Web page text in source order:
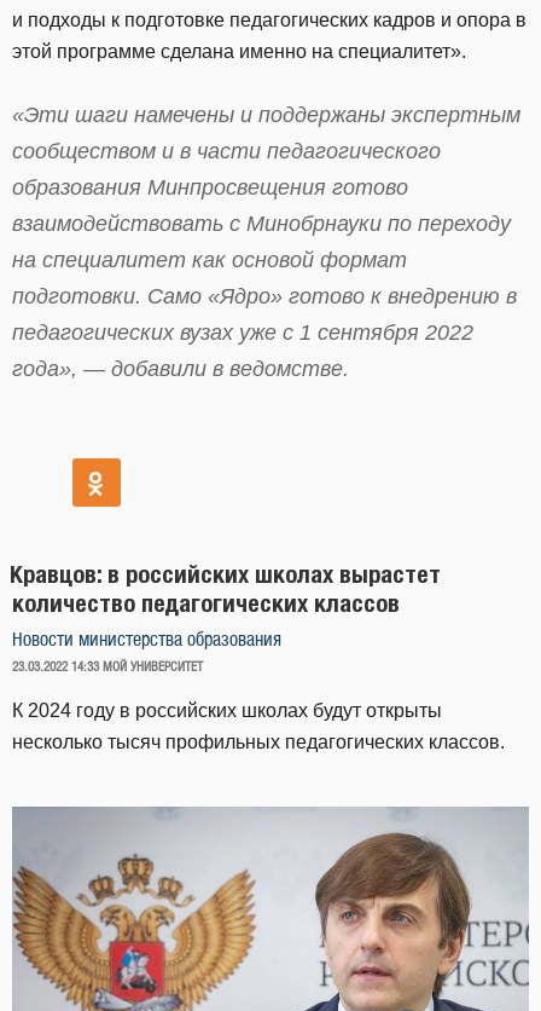
и подходы к подготовке педагогических кадров и опора в
этой программе сделана именно на специалитет».
«Эти шаги намечены и поддержаны экспертным
сообществом и в части педагогического
образования Минпросвещения готово
взаимодействовать с Минобрнауки по переходу
на специалитет как основой формат
подготовки. Само «Ядро» готово к внедрению в
педагогических вузах уже с 1 сентября 2022
года», — добавили в ведомстве.
Кравцов: в российских школах вырастет
количество педагогических классов
Новости министерства образования
ОПУБЛИКОВАНО
23.03.2022 14:33 МОЙ УНИВЕРСИТЕТ
К 2024 году в российских школах будут открыты
несколько тысяч профильных педагогических классов.